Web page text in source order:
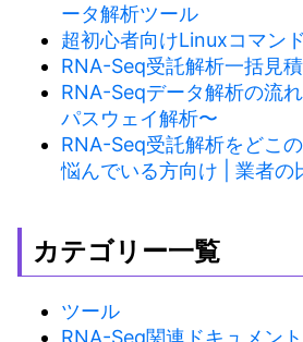
ータ解析ツール
超初心者向けLinuxコマン
RNA-Seq受託解析一括見
RNA-Seqデータ解析の流
パスウェイ解析〜
RNA-Seq受託解析をどこ
悩んでいる方向け | 業者の
カテゴリー一覧
ツール
RNA-Seq関連ドキュメント